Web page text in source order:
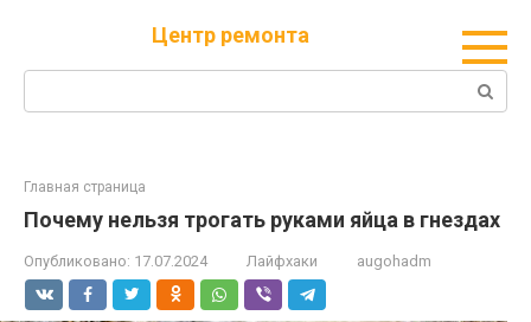
Центр ремонта
Поиск:
Главная страница
Почему нельзя трогать руками яйца в гнездах
Опубликовано: 17.07.2024 Лайфхаки augohadm